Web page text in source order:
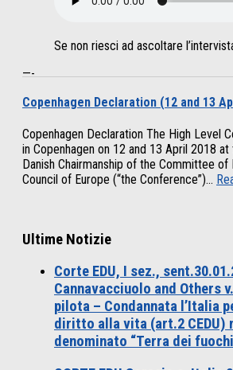
Se non riesci ad ascoltare
—-
Copenhagen Declaration (12 and 13
Copenhagen Declaration The High Level
in Copenhagen on 12 and 13 April 2018
Danish Chairmanship of the Committee
Council of Europe (“the Conference”)...
Ultime Notizie
Corte EDU, I sez.,
Cannavacciuolo and Others
pilota – Condannata l’Italia
diritto alla vita (art.2
denominato “Terra dei